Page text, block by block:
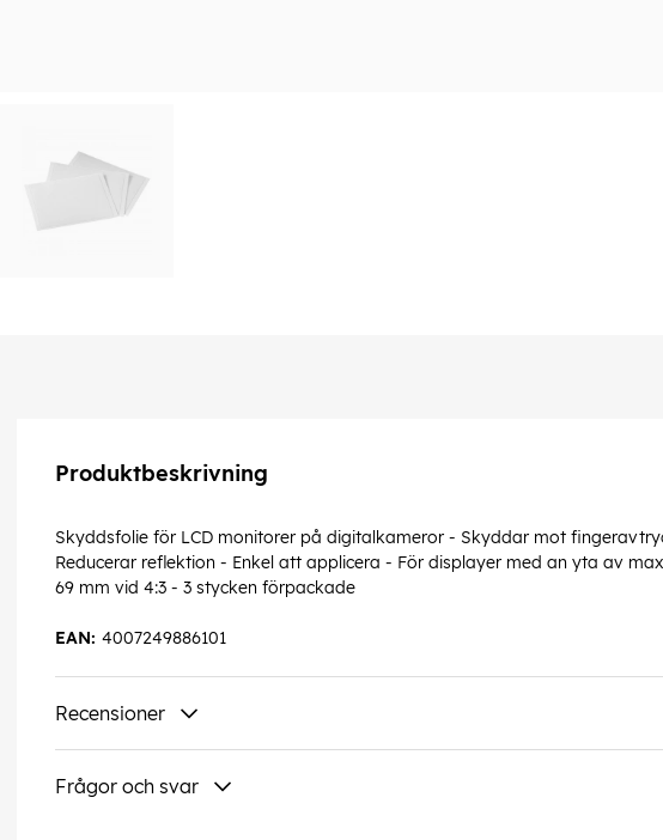
Produktbeskrivning
Skyddsfolie för LCD monitorer på digitalkameror - Skyddar mot
Reducerar reflektion - Enkel att applicera - För displayer med an yta av
69 mm vid 4:3 - 3 stycken förpackade
4007249886101
EAN:
Recensioner
Frågor och svar